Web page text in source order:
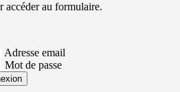
accéder au formulaire.
Adresse email
Mot de passe